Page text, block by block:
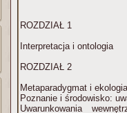
ROZDZIAŁ 1
Interpretacja i ontologia
ROZDZIAŁ 2
Metaparadygmat i
Poznanie i środowisko:
Uwarunkowania